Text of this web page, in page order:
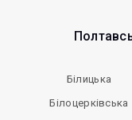
Білицька
Білоцерківська